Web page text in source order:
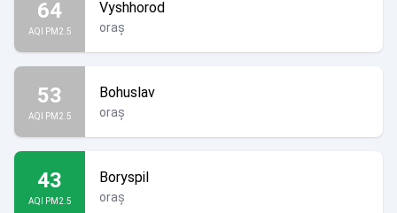
64
AQI PM2.5
Vyshhorod
oraș
53
AQI PM2.5
Bohuslav
oraș
43
AQI PM2.5
Boryspil
oraș